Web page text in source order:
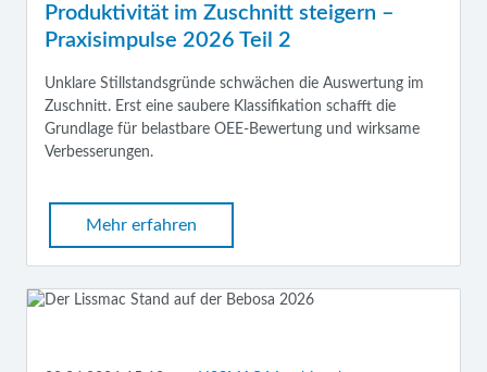
Produktivität im Zuschnitt steigern –
Praxisimpulse 2026 Teil 2
Unklare Stillstandsgründe schwächen die Auswertung im
Zuschnitt. Erst eine saubere Klassifikation schafft die
Grundlage für belastbare OEE-Bewertung und wirksame
Verbesserungen.
Mehr erfahren